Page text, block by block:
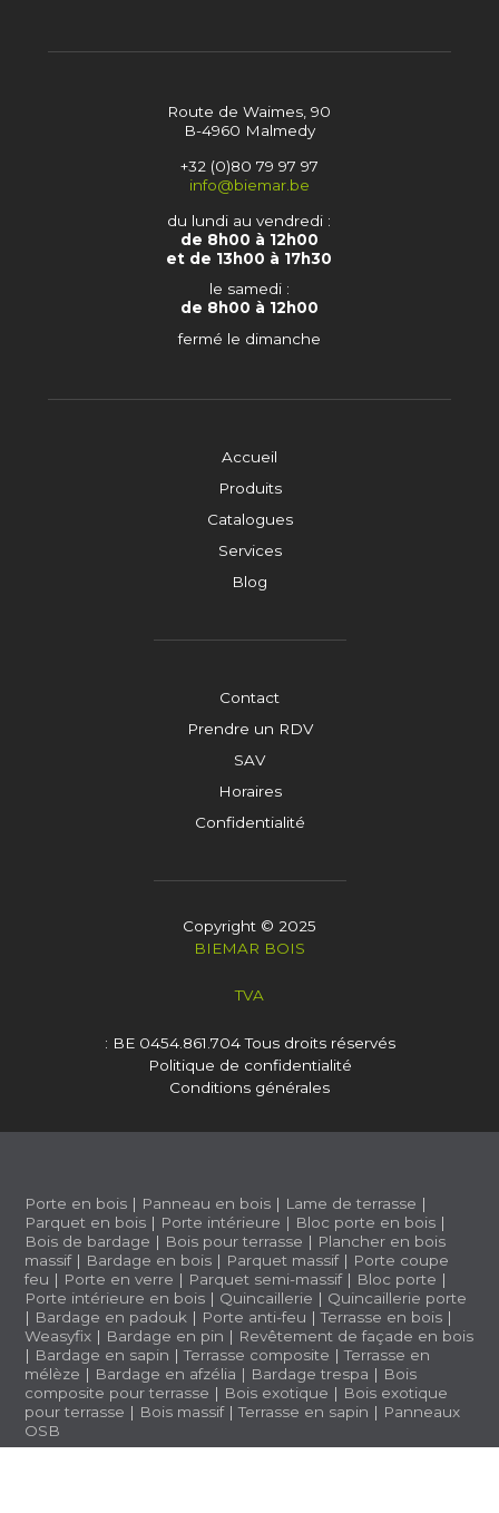
Accueil
Produits
Catalogues
Services
Blog
Contact
Prendre un RDV
SAV
Horaires
Confidentialité
Route de Waimes, 90
B-4960 Malmedy
+32 (0)80 79 97 97
info@biemar.be
du lundi au vendredi :
de 8h00 à 12h00
et de 13h00 à 17h30
le samedi :
de 8h00 à 12h00
fermé le dimanche
Copyright © 2025
BIEMAR BOIS
TVA
: BE 0454.861.704Tous droits réservés
Politique de confidentialité
Conditions générales
Porte en bois | Panneau en bois | Lame de terrasse |
Parquet en bois | Porte intérieure | Bloc porte en bois |
Bois de bardage | Bois pour terrasse | Plancher en bois
massif| Bardage en bois | Parquet massif| Porte coupe
feu | Porte en verre | Parquet semi-massif| Bloc porte |
Porte intérieure en bois | Quincaillerie | Quincaillerie porte
| Bardage en padouk | Porte anti-feu |Terrasse en bois |
Weasyfix | Bardage en pin | Revêtement de façade en bois
| Bardage en sapin |Terrasse composite |Terrasse en
mélèze | Bardage en afzélia | Bardage trespa | Bois
composite pour terrasse | Bois exotique | Bois exotique
pour terrasse | Bois massif|Terrasse en sapin | Panneaux
OSB